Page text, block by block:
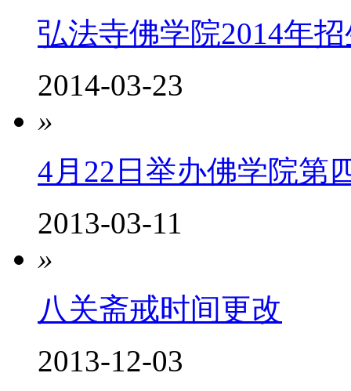
弘法寺佛学院2014年
2014-03-23
»
4月22日举办佛学院第
2013-03-11
»
八关斋戒时间更改
2013-12-03